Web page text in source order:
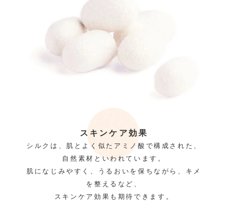
スキンケア効果
シルクは、肌とよく似たアミノ酸で構成された、
自然素材といわれています。
肌になじみやすく、うるおいを保ちながら、キメ
を整えるなど、
スキンケア効果も期待できます。